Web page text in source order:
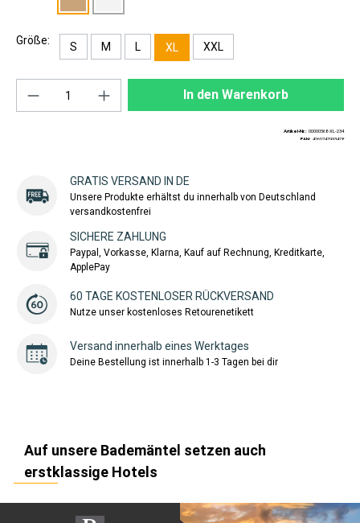
Größe: S M L XL XXL
Produkt Anzahl: Gib den gewünschten
In den Warenkorb
Artikel-Nr.: 00000568-XL-234
EAN: 4260747993478
GRATIS VERSAND IN DE
Unsere Produkte erhältst du innerhalb von Deutschland
versandkostenfrei
SICHERE ZAHLUNG
Paypal, Vorkasse, Klarna, Kauf auf Rechnung, Kreditkarte,
ApplePay
60 TAGE KOSTENLOSER RÜCKVERSAND
Nutze unser kostenloses Retourenetikett
Versand innerhalb eines Werktages
Deine Bestellung ist innerhalb 1-3 Tagen bei dir
Auf unsere Bademäntel setzen auch
erstklassige Hotels